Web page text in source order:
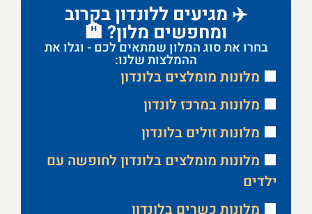
✈️ מגיעים ללונדון בקרוב
ומחפשים מלון? 🏨
בחרו את סוג המלון שמתאים לכם - וגלו את
ההמלצות שלנו:
🟩 מלונות מומלצים בלונדון
🟩 מלונות במרכז לונדון
🟩 מלונות זולים בלונדון
🟩 מלונות מומלצים בלונדון לחופשה עם
ילדים
🟩 מלונות כשרים בלונדון